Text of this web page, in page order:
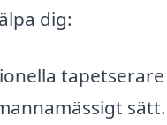
dig: